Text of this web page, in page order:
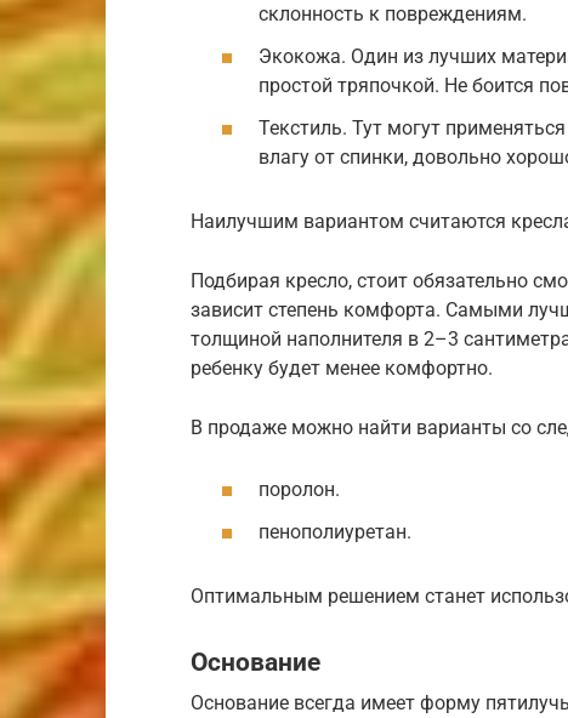
склонность к повреждениям.
Экокожа. Один из лучших
простой тряпочкой. Не боится
Текстиль. Тут могут
влагу от спинки, довольно
Наилучшим вариантом считаются
Подбирая кресло, стоит обязательно
зависит степень комфорта. Самыми
толщиной наполнителя в 2–3
ребенку будет менее комфортно.
В продаже можно найти варианты со
поролон.
пенополиуретан.
Оптимальным решением станет
Основание
Основание всегда имеет форму